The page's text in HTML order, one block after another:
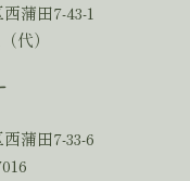
蒲田7-43-1
代）
蒲田7-33-6